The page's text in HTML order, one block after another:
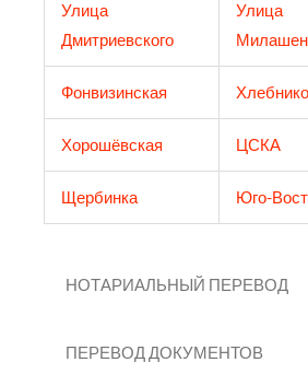
Улица
Дмитриевского
Улица
Фонвизинская
Хорошёвская ЦСКА
Щербинка Юго-
НОТАРИАЛЬНЫЙ ПЕРЕВОД
ПЕРЕВОД ДОКУМЕНТОВ